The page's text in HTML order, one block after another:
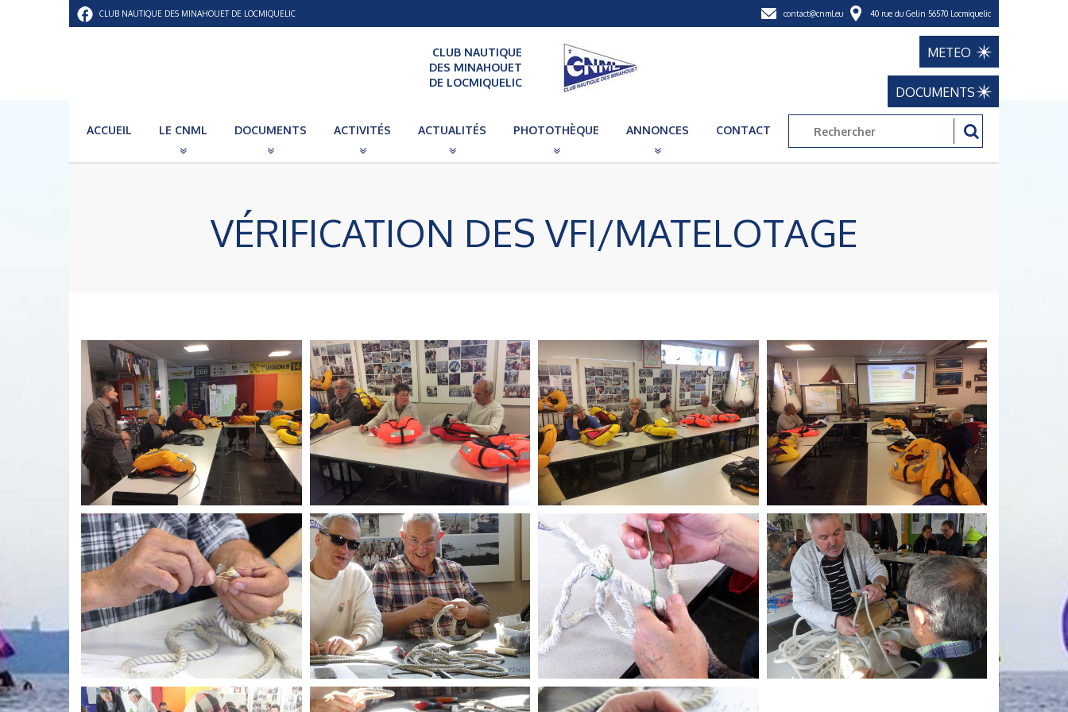
CLUB NAUTIQUE DES MINAHOUET DE LOCMIQUELIC 40 rue du Gelin 56570 Locmiquelic
contact@cnml.eu
CLUB NAUTIQUE
DES MINAHOUET
DE LOCMIQUELIC
METEO
DOCUMENTS
ACCUEIL LE CNML DOCUMENTS ACTIVITÉS ACTUALITÉS PHOTOTHÈQUE ANNONCES CONTACT
VÉRIFICATION DES VFI/MATELOTAGE